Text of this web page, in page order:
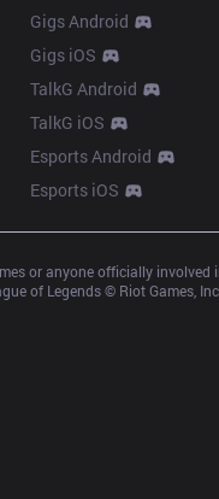
Gigs Android
Gigs iOS
TalkG Android
TalkG iOS
Esports Android
Esports iOS
or anyone officially
of Legends © Riot Games,